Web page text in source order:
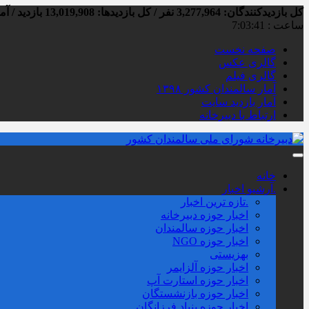
کل بازدیدکنند‌گان: 3,277,964 نفر / کل بازدیدها: 13,019,908 بازدید / آمار بازدید امروز:
ساعت : 7:03:42
صفحه نخست
گالری عکس
گالری فیلم
آمار سالمندان کشور ۱۳۹۸
آمار بازدید سایت
ارتباط با دبیرخانه
خانه
.آرشیو اخبار
.تازه ترین اخبار
اخبار حوزه دبیرخانه
اخبار حوزه سالمندان
اخبار حوزه NGO
بهزیستی
اخبار حوزه آلزايمر
اخبار حوزه استارت آپ
اخبار حوزه بازنشستگان
اخبار حوزه بنیاد فرزانگان